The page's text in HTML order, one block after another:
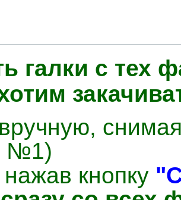
галки с тех
№1)
кнопку